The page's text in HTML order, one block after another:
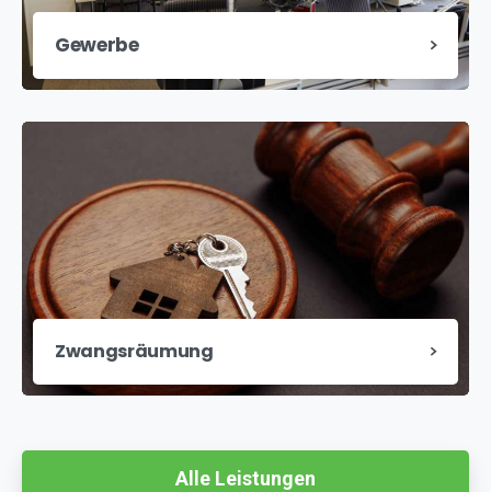
Gewerbe
Zwangsräumung
Alle Leistungen